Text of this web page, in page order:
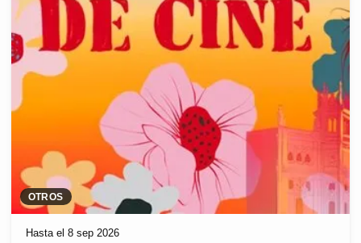
OTROS
Hasta el 8 sep 2026